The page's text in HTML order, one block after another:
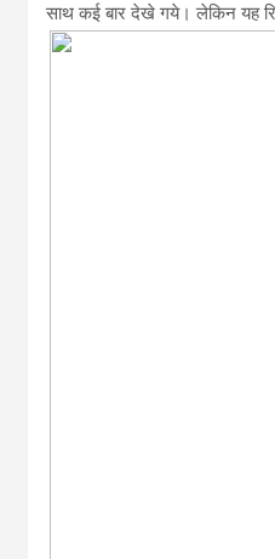
साथ कई बार देखे गये। लेकिन यह